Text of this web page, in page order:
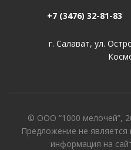
+7 (3476) 32-81-83
г. Салават, ул.
© ООО “1000 мелочей”,
Предложение не
информация на